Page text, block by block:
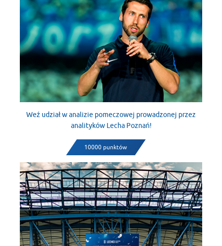
Weź udział w analizie pomeczowej prowadzonej przez
analityków Lecha Poznań!
10000 punktów